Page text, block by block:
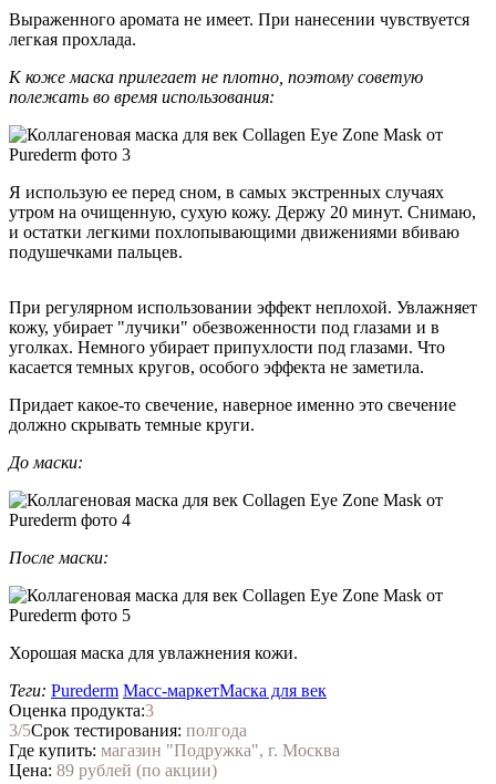
Выраженного аромата не имеет. При нанесении чувствуется
легкая прохлада.
К коже маска прилегает не плотно, поэтому советую
полежать во время использования:
Я использую ее перед сном, в самых экстренных случаях
утром на очищенную, сухую кожу. Держу 20 минут. Снимаю,
и остатки легкими похлопывающими движениями вбиваю
подушечками пальцев.
При регулярном использовании эффект неплохой. Увлажняет
кожу, убирает "лучики" обезвоженности под глазами и в
уголках. Немного убирает припухлости под глазами. Что
касается темных кругов, особого эффекта не заметила.
Придает какое-то свечение, наверное именно это свечение
должно скрывать темные круги.
До маски:
После маски:
Хорошая маска для увлажнения кожи.
Теги: Purederm Масс-маркетМаска для век
Оценка продукта:3
3/5Срок тестирования: полгода
Где купить: магазин "Подружка", г. Москва
Цена: 89 рублей (по акции)